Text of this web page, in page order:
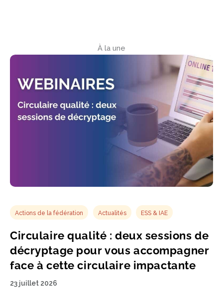
À la une
Actions de la fédération Actualités ESS & IAE
Circulaire qualité : deux sessions de
décryptage pour vous accompagner
face à cette circulaire impactante
23 juillet 2026